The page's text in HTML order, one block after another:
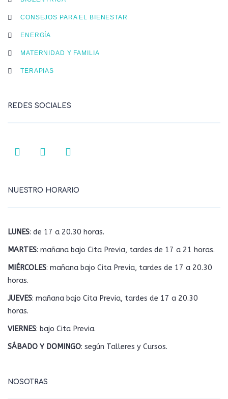
CONSEJOS PARA EL BIENESTAR
ENERGÍA
MATERNIDAD Y FAMILIA
TERAPIAS
REDES SOCIALES
NUESTRO HORARIO
LUNES: de 17 a 20.30 horas.
MARTES: mañana bajo Cita Previa, tardes de 17 a 21 horas.
MIÉRCOLES: mañana bajo Cita Previa, tardes de 17 a 20.30
horas.
JUEVES: mañana bajo Cita Previa, tardes de 17 a 20.30
horas.
VIERNES: bajo Cita Previa.
SÁBADO Y DOMINGO: según Talleres y Cursos.
NOSOTRAS